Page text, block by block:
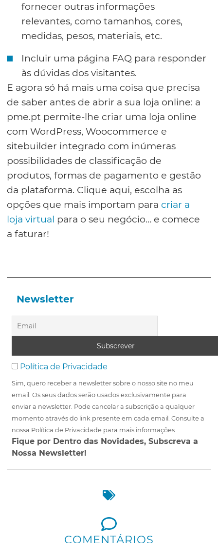
fornecer outras informações
relevantes, como tamanhos, cores,
medidas, pesos, materiais, etc.
Incluir uma página FAQ para responder
às dúvidas dos visitantes.
E agora só há mais uma coisa que precisa
de saber antes de abrir a sua loja online: a
pme.pt permite-lhe criar uma loja online
com WordPress, Woocommerce e
sitebuilder integrado com inúmeras
possibilidades de classificação de
produtos, formas de pagamento e gestão
da plataforma. Clique aqui, escolha as
opções que mais importam para criar a
loja virtual para o seu negócio… e comece
a faturar!
Newsletter
Política de Privacidade
Sim, quero receber a newsletter sobre o nosso site no meu
email. Os seus dados serão usados exclusivamente para
enviar a newsletter. Pode cancelar a subscrição a qualquer
momento através do link presente em cada email. Consulte a
nossa Política de Privacidade para mais informações.
Fique por Dentro das Novidades, Subscreva a
Nossa Newsletter!
COMENTÁRIOS